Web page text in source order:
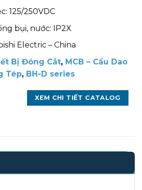
125/250VDC
bụi, nước: IP2X
Electric – China
Bị Đóng Cắt, MCB – Cầu Dao
Tép, BH-D series
XEM CHI TIẾT CATALOG